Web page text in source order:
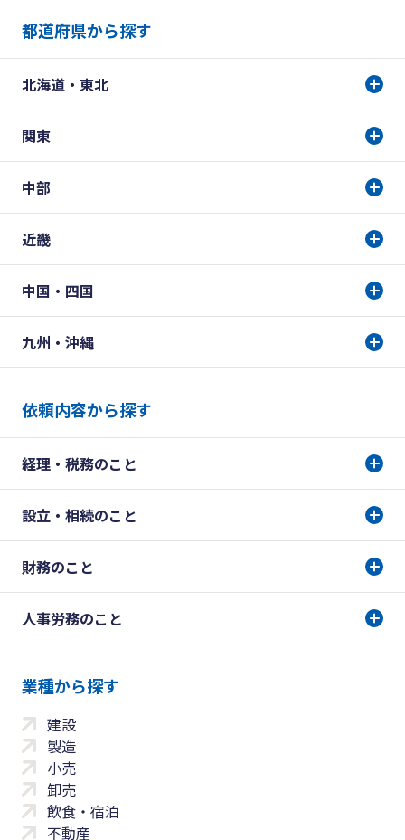
都道府県から探す
北海道・東北
関東
中部
近畿
中国・四国
九州・沖縄
依頼内容から探す
経理・税務のこと
設立・相続のこと
財務のこと
人事労務のこと
業種から探す
建設
製造
小売
卸売
飲食・宿泊
不動産